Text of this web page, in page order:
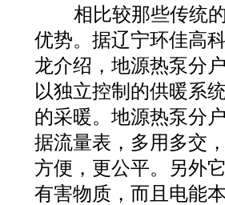
相比较那些传统
优势。据辽宁环佳高
龙介绍，地源热泵分
以独立控制的供暖系
的采暖。地源热泵分
据流量表，多用多交
方便，更公平。另外
有害物质，而且电能